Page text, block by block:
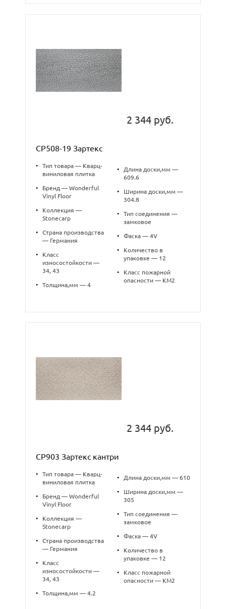
2 344 руб.
CP508-19 Зартекс
•
Тип товара — Кварц-
виниловая плитка
•
Бренд — Wonderful
Vinyl Floor
•
Коллекция —
Stonecarp
•
Страна производства
— Германия
•
Класс
износостойкости —
34, 43
• Толщина,мм — 4
•
Длина доски,мм —
609.6
•
Ширина доски,мм —
304.8
•
Тип соединения —
замковое
• Фаска — 4V
•
Количество в
упаковке — 12
•
Класс пожарной
опасности — КМ2
2 344 руб.
CP903 Зартекс кантри
•
Тип товара — Кварц-
виниловая плитка
•
Бренд — Wonderful
Vinyl Floor
•
Коллекция —
Stonecarp
•
Страна производства
— Германия
•
Класс
износостойкости —
34, 43
• Толщина,мм — 4.2
• Длина доски,мм — 610
•
Ширина доски,мм —
305
•
Тип соединения —
замковое
• Фаска — 4V
•
Количество в
упаковке — 12
•
Класс пожарной
опасности — КМ2